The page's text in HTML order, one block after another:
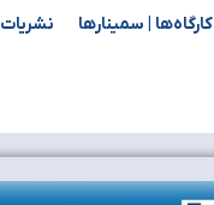
کارگاه‌ها | سمینار‌ها نشریات